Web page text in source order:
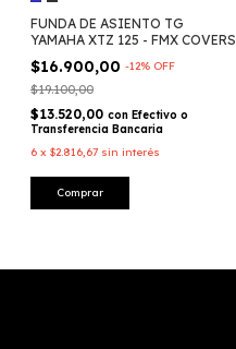
FUNDA DE ASIENTO TG
YAMAHA XTZ 125 - FMX COVERS
$16.900,00 -12% OFF
$19.100,00
$13.520,00 con Efectivo o
Transferencia Bancaria
6 x $2.816,67 sin interés
Comprar